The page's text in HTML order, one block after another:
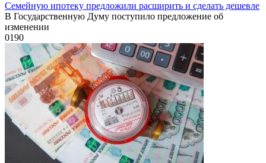
Семейную ипотеку предложили расширить и сделать дешевле
В Государственную Думу поступило предложение об
изменении
0190